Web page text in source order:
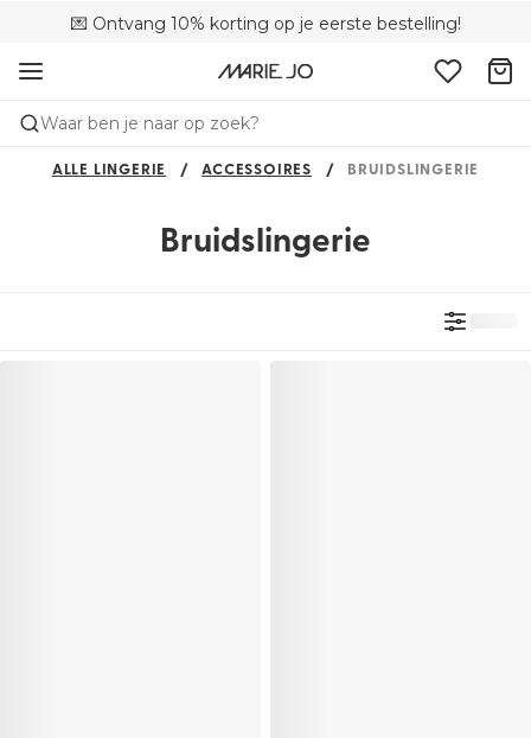
💌 Ontvang 10% korting op je eerste bestelling!
🚚 Gratis bezorging boven €90
🌍 Verkocht in 353 boetieks in België
Waar ben je naar op zoek?
ALLE LINGERIE ACCESSOIRES BRUIDSLINGERIE
Bruidslingerie